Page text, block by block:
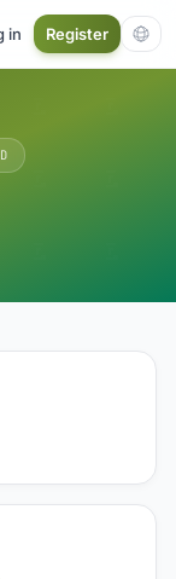
in Register